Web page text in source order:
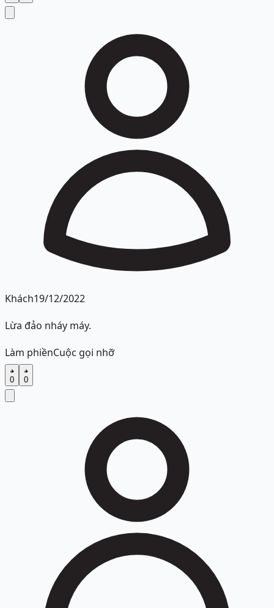
Khách19/12/2022
Lừa đảo nháy máy.
Làm phiềnCuộc gọi nhỡ
0 0